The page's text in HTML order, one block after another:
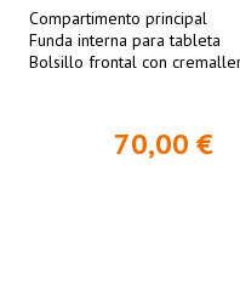
Compartimento principal
Funda interna para tableta
Bolsillo frontal con
70,00 €